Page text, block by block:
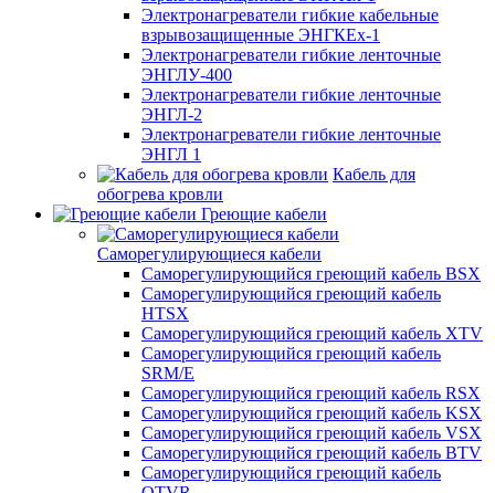
Электронагреватели гибкие кабельные
взрывозащищенные ЭНГКЕх-1
Электронагреватели гибкие ленточные
ЭНГЛУ-400
Электронагреватели гибкие ленточные
ЭНГЛ-2
Электронагреватели гибкие ленточные
ЭНГЛ 1
Кабель для
обогрева кровли
Греющие кабели
Саморегулирующиеся кабели
Саморегулирующийся греющий кабель BSX
Саморегулирующийся греющий кабель
HTSX
Саморегулирующийся греющий кабель XTV
Саморегулирующийся греющий кабель
SRM/E
Саморегулирующийся греющий кабель RSX
Саморегулирующийся греющий кабель KSX
Саморегулирующийся греющий кабель VSX
Саморегулирующийся греющий кабель BTV
Саморегулирующийся греющий кабель